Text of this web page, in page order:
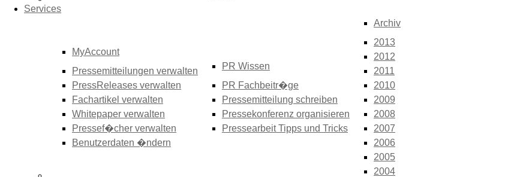
Services
MyAccount
Pressemitteilungen verwalten
PressReleases verwalten
Fachartikel verwalten
Whitepaper verwalten
Pressef�cher verwalten
Benutzerdaten �ndern
PR Wissen
PR Fachbeitr�ge
Pressemitteilung schreiben
Pressekonferenz organisieren
Pressearbeit Tipps und Tricks
Archiv
2013
2012
2011
2010
2009
2008
2007
2006
2005
2004